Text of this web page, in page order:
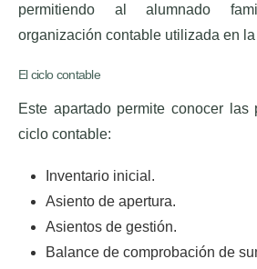
permitiendo al alumnado
organización contable utilizada en
El ciclo contable
Este apartado permite conocer las
ciclo contable:
Inventario inicial.
Asiento de apertura.
Asientos de gestión.
Balance de comprobación de